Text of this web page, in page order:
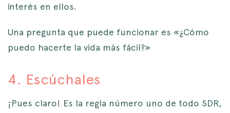
interés en ellos.
Una pregunta que puede funcionar es «¿Cómo
puedo hacerte la vida más fácil?»
4. Escúchales
¡Pues claro! Es la regla número uno de todo SDR,